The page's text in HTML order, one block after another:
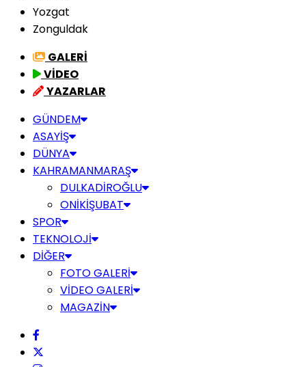
Yozgat
Zonguldak
GALERİ
VİDEO
YAZARLAR
GÜNDEM
ASAYİŞ
DÜNYA
KAHRAMANMARAŞ
DULKADİROĞLU
ONİKİŞUBAT
SPOR
TEKNOLOJİ
DİĞER
FOTO GALERİ
VİDEO GALERİ
MAGAZİN